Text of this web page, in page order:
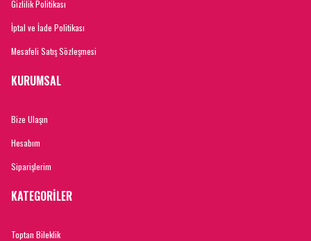
Gizlilik Politikası
İptal ve İade Politikası
Mesafeli Satış Sözleşmesi
KURUMSAL
Bize Ulaşın
Hesabım
Siparişlerim
KATEGORİLER
Toptan Bileklik